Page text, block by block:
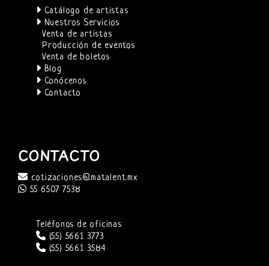
Catálogo de artistas
Nuestros Servicios
Venta de artistas
Producción de eventos
Venta de boletos
Blog
Conócenos
Contacto
CONTACTO
cotizaciones@matalent.mx
55 6507 7538
Teléfonos de oficinas
(55) 5661 3773
(55) 5661 3584